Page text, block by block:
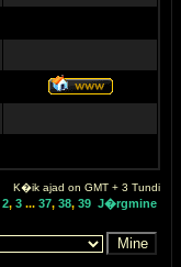
K�ik ajad on GMT + 3 Tundi
2, 3 ... 37, 38, 39 J�rgmine